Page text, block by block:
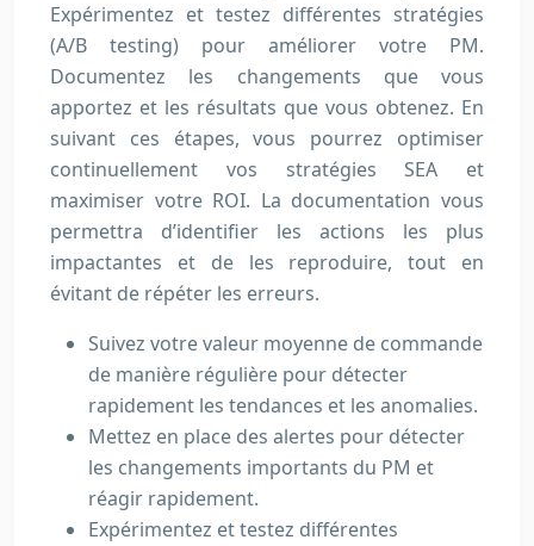
Expérimentez et testez différentes stratégies
(A/B testing) pour améliorer votre PM.
Documentez les changements que vous
apportez et les résultats que vous obtenez. En
suivant ces étapes, vous pourrez optimiser
continuellement vos stratégies SEA et
maximiser votre ROI. La documentation vous
permettra d’identifier les actions les plus
impactantes et de les reproduire, tout en
évitant de répéter les erreurs.
Suivez votre valeur moyenne de commande
de manière régulière pour détecter
rapidement les tendances et les anomalies.
Mettez en place des alertes pour détecter
les changements importants du PM et
réagir rapidement.
Expérimentez et testez différentes